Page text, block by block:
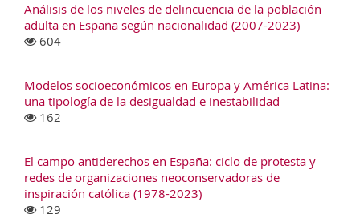
Análisis de los niveles de delincuencia de la población
adulta en España según nacionalidad (2007-2023)
604
Modelos socioeconómicos en Europa y América Latina:
una tipología de la desigualdad e inestabilidad
162
El campo antiderechos en España: ciclo de protesta y
redes de organizaciones neoconservadoras de
inspiración católica (1978-2023)
129